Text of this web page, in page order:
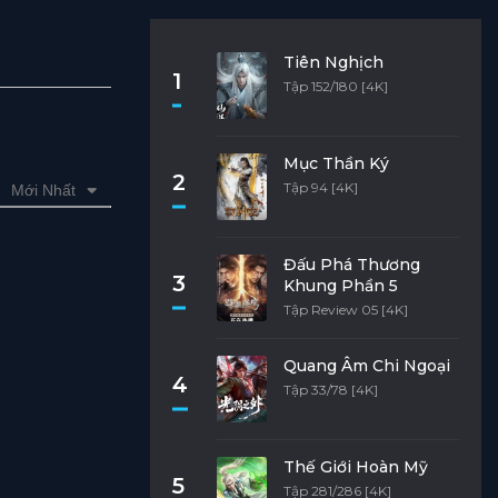
Mới Nhất
1
Tiên Nghịch
Tập 152/180 [4K]
2
Mục Thần Ký
Tập 94 [4K]
3
Đấu Phá Thương
Khung Phần 5
Tập Review 05 [4K]
4
Quang Âm Chi Ngoại
Tập 33/78 [4K]
5
Thế Giới Hoàn Mỹ
Tập 281/286 [4K]